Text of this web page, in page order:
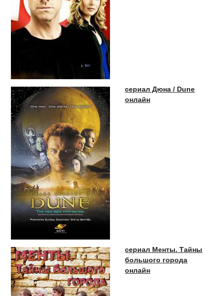
сериал Дюна / Dune
онлайн
сериал Менты. Тайны
большого города
онлайн